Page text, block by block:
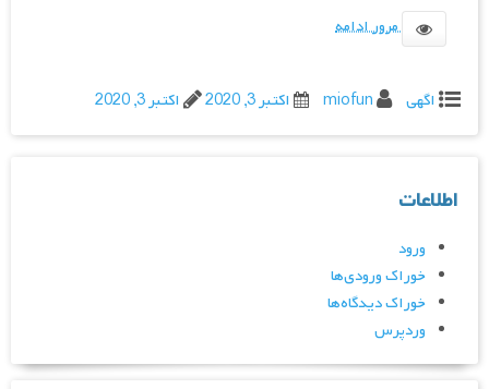
مرور ادامه
اگهی miofun اکتبر 3, 2020 اکتبر 3, 2020
اطلاعات
ورود
خوراک ورودی‌ها
خوراک دیدگاه‌ها
وردپرس